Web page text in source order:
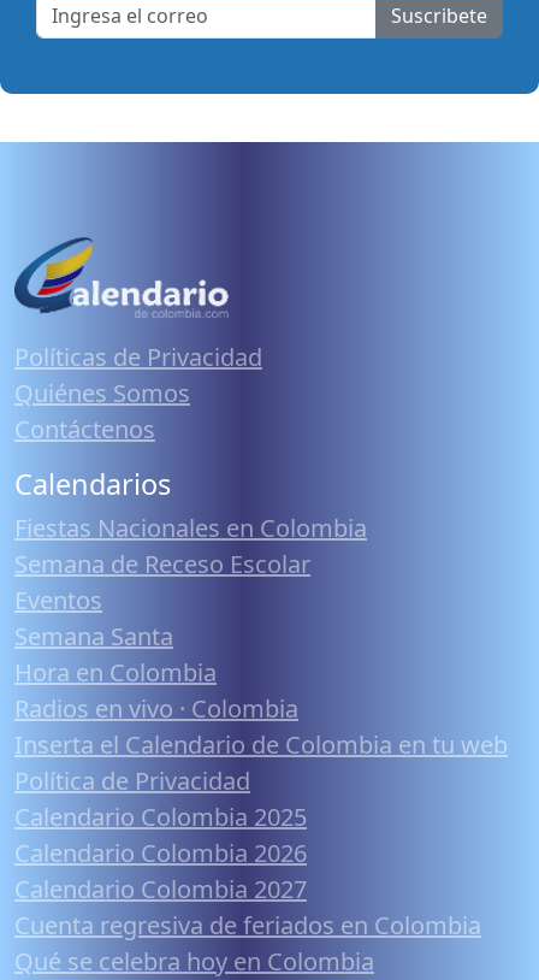
Suscribete
Políticas de Privacidad
Quiénes Somos
Contáctenos
Calendarios
Fiestas Nacionales en Colombia
Semana de Receso Escolar
Eventos
Semana Santa
Hora en Colombia
Radios en vivo · Colombia
Inserta el Calendario de Colombia en tu web
Política de Privacidad
Calendario Colombia 2025
Calendario Colombia 2026
Calendario Colombia 2027
Cuenta regresiva de feriados en Colombia
Qué se celebra hoy en Colombia